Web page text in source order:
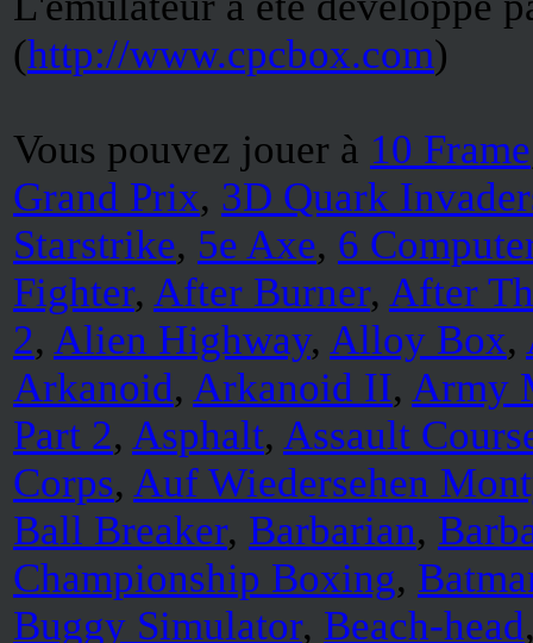
(http://www.cpcbox.com)
Vous pouvez jouer à 10 Frame
Grand Prix, 3D Quark
Starstrike, 5e Axe, 6
Fighter, After Burner, After
2, Alien Highway, Alloy Box,
Arkanoid, Arkanoid II, Army
Part 2, Asphalt, Assault
Corps, Auf Wiedersehen
Ball Breaker, Barbarian,
Championship Boxing,
Buggy Simulator, Beach-head